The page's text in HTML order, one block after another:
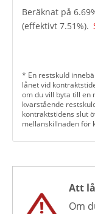
Beräknat på 6.69
(effektivt 7.51%).
* En restskuld
lånet vid
om du vill byta till en
kvarstående
kontraktstidens slut
mellanskillnaden för
Att
Om